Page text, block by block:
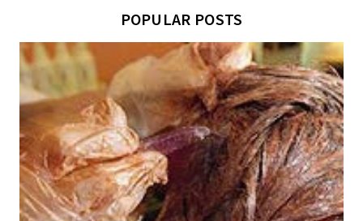
POPULAR POSTS